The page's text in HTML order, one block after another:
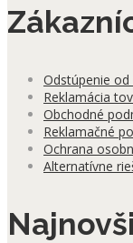
Odstúpenie od
Reklamácia
Obchodné
Reklamačné
Ochrana
Alternatívne